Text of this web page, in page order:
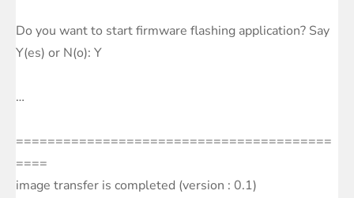
Do you want to start firmware flashing application? Say
Y(es) or N(o): Y
…
========================================
====
image transfer is completed (version : 0.1)